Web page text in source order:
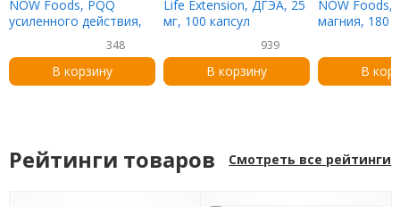
NOW Foods, PQQ
усиленного действия,
40 мг, 50 растительных
капсул
348
В корзину
Life Extension, ДГЭА, 25
мг, 100 капсул
939
В корзину
NOW Foods,
магния, 180
В
Рейтинги товаров Смотреть все рейтинги